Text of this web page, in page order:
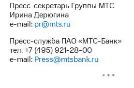
именных
облигаций
Другое
Регистратор
Реквизиты
Контакты
Пресс-секретарь Группы МТС
Ирина Дерюгина
e-mail: pr@mts.ru
Пресс-служба ПАО «МТС-Банк»
тел. +7 (495) 921-28-00
e-mail: Press@mtsbank.ru
* * *